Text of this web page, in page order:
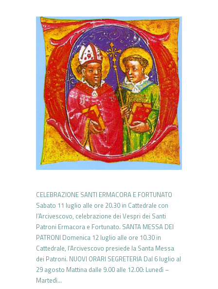
CELEBRAZIONE SANTI ERMACORA E FORTUNATO
Sabato 11 luglio alle ore 20.30 in Cattedrale con
l’Arcivescovo, celebrazione dei Vespri dei Santi
Patroni Ermacora e Fortunato. SANTA MESSA DEI
PATRONI Domenica 12 luglio alle ore 10.30 in
Cattedrale, l’Arcivescovo presiede la Santa Messa
dei Patroni. NUOVI ORARI SEGRETERIA Dal 6 luglio al
29 agosto Mattina dalle 9.00 alle 12.00: Lunedì –
Martedì…